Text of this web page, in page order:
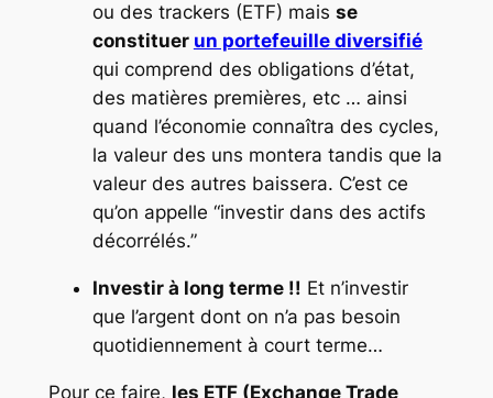
ou des trackers (ETF) mais se
constituer un portefeuille diversifié
qui comprend des obligations d’état,
des matières premières, etc … ainsi
quand l’économie connaîtra des cycles,
la valeur des uns montera tandis que la
valeur des autres baissera. C’est ce
qu’on appelle “investir dans des actifs
décorrélés.”
Investir à long terme !! Et n’investir
que l’argent dont on n’a pas besoin
quotidiennement à court terme…
Pour ce faire, les ETF (Exchange Trade